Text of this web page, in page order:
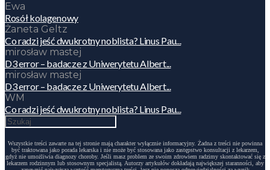
Ewa
Rosół kolagenowy
Żaneta Geltz
Co radzi jeść dwukrotny noblista? Linus Pau...
mirosław mastej
D3 error – badacze z Uniwerytetu Albert...
mirosław mastej
D3 error – badacze z Uniwerytetu Albert...
WM
Co radzi jeść dwukrotny noblista? Linus Pau...
Wszystkie treści zawarte na tej stronie mają charakter wyłącznie informacyjny. Żadna z treści nie powinna
być traktowana jako porada lekarska i nie może być stosowana jako zastępstwo konsultacji z lekarzem,
gdyż nie umożliwia diagnozy choroby. Jeśli masz problem ze swoim zdrowiem radzimy skontaktować się z
lekarzem rodzinnym lub stosownym specjalistą. Autorzy artykułów dokładają największej staranności, aby